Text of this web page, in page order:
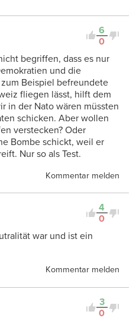
6
0
begriffen, dass es nur
und die
Beispiel befreundete
fliegen lässt, hilft dem
in der Nato wären müssten
schicken. Aber wollen
verstecken? Oder
Bombe schickt, weil er
Nur so als Test.
Kommentar melden
4
0
war und ist ein
Kommentar melden
3
0